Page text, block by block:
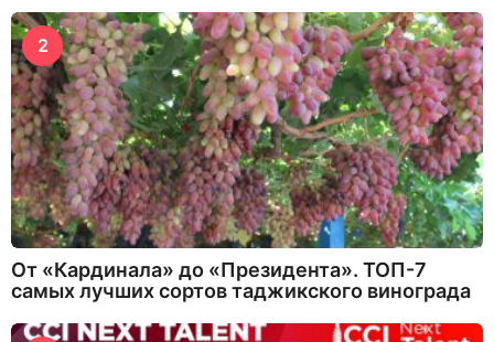
2
От «Кардинала» до «Президента». ТОП-7
самых лучших сортов таджикского винограда